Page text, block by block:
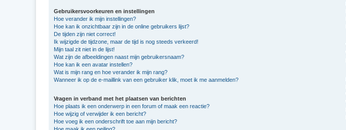
Gebruikersvoorkeuren en instellingen
Hoe verander ik mijn instellingen?
Hoe kan ik onzichtbaar zijn in de online gebruikers lijst?
De tijden zijn niet correct!
Ik wijzigde de tijdzone, maar de tijd is nog steeds verkeerd!
Mijn taal zit niet in de lijst!
Wat zijn de afbeeldingen naast mijn gebruikersnaam?
Hoe kan ik een avatar instellen?
Wat is mijn rang en hoe verander ik mijn rang?
Wanneer ik op de e-maillink van een gebruiker klik, moet ik me aanmelden?
Vragen in verband met het plaatsen van berichten
Hoe plaats ik een onderwerp in een forum of maak een reactie?
Hoe wijzig of verwijder ik een bericht?
Hoe voeg ik een onderschrift toe aan mijn bericht?